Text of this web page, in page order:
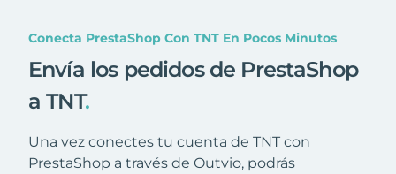
Conecta PrestaShop Con TNT En Pocos Minutos
Envía los pedidos de PrestaShop
a TNT.
Una vez conectes tu cuenta de TNT con
PrestaShop a través de Outvio, podrás